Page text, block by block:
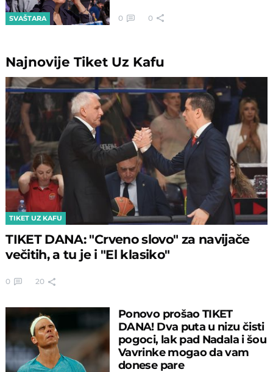
SVAŠTARA 0 0
NajnovijeTiket Uz Kafu
TIKET UZ KAFU
TIKET DANA: "Crveno slovo" za navijače
večitih, a tu je i "El klasiko"
0 20
Ponovo prošao TIKET
DANA! Dva puta u nizu čisti
pogoci, lak pad Nadala i šou
Vavrinke mogao da vam
donese pare